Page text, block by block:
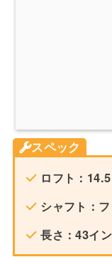
スペック
ロフト：
シャフト：
長さ：43イ